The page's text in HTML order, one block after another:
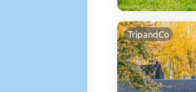
TripandCo